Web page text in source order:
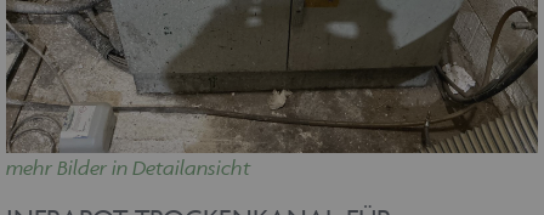
mehr Bilder in Detailansicht